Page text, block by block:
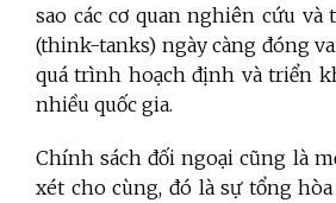
sao các cơ quan nghiên cứu và
(think-tanks) ngày càng đóng
quá trình hoạch định và triển
nhiều quốc gia.
Chính sách đối ngoại cũng là
xét cho cùng, đó là sự tổng